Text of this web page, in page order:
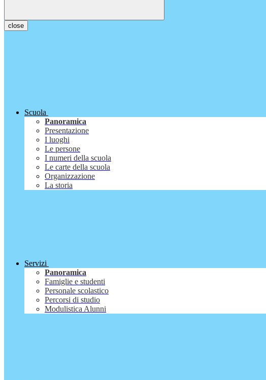
close
Scuola
Panoramica
Presentazione
I luoghi
Le persone
I numeri della scuola
Le carte della scuola
Organizzazione
La storia
Servizi
Panoramica
Famiglie e studenti
Personale scolastico
Percorsi di studio
Modulistica Alunni